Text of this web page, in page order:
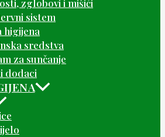
zglobovi i mišići
sistem
higijena
sredstva
za sunčanje
dodaci